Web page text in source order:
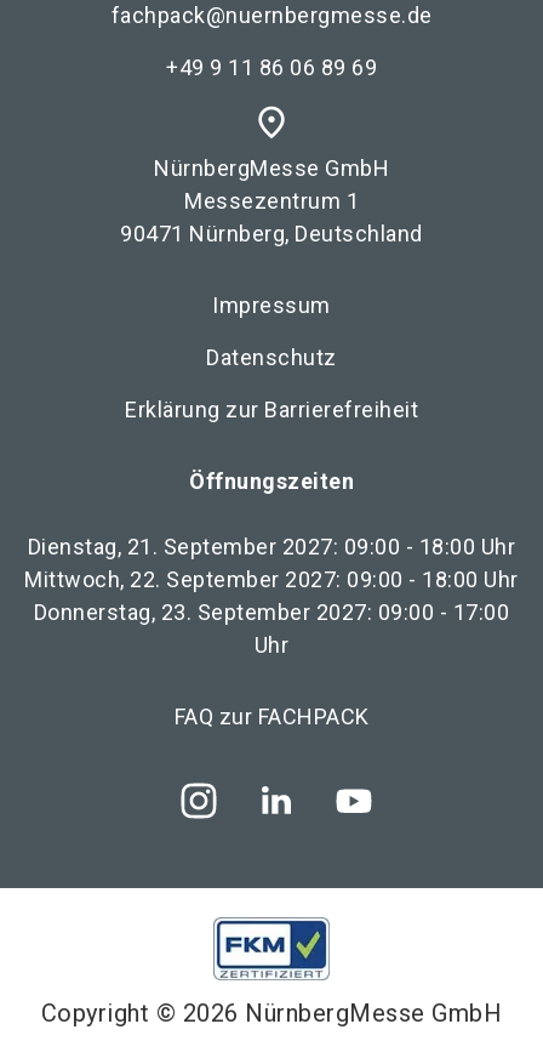
fachpack@nuernbergmesse.de
+49 9 11 86 06 89 69
place
NürnbergMesse GmbH
Messezentrum 1
90471 Nürnberg, Deutschland
Impressum
Datenschutz
Erklärung zur Barrierefreiheit
Öffnungszeiten
Dienstag, 21. September 2027: 09:00 - 18:00 Uhr
Mittwoch, 22. September 2027: 09:00 - 18:00 Uhr
Donnerstag, 23. September 2027: 09:00 - 17:00
Uhr
FAQ zur FACHPACK
Copyright © 2026 NürnbergMesse GmbH